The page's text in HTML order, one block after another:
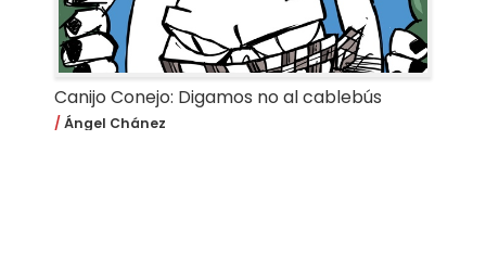
Canijo Conejo: Digamos no al cablebús
Ángel Chánez